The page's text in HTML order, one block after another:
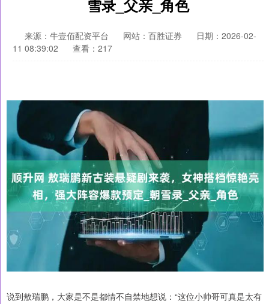
雪录_父亲_角色
来源：牛壹佰配资平台 网站：百胜证券
日期：2026-02-
11 08:39:02
查看：217
说到敖瑞鹏，大家是不是都情不自禁地想说：“这位小帅哥可真是太有